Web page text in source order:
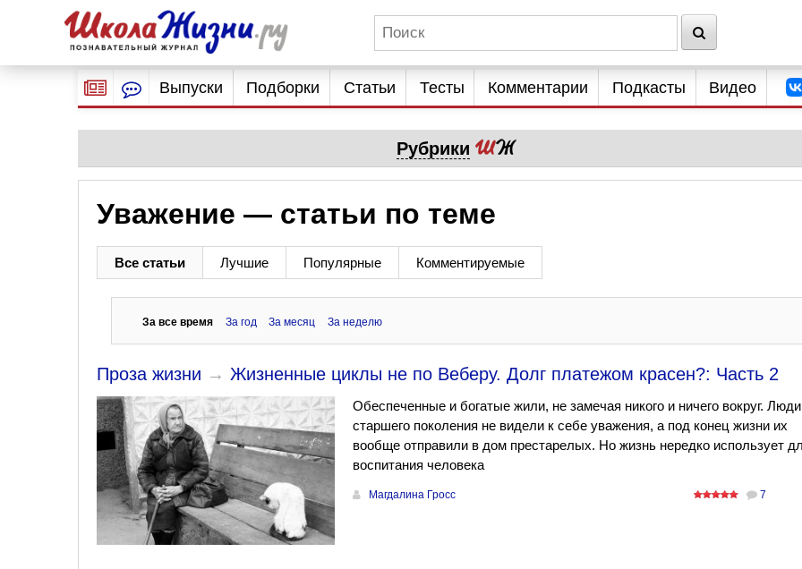
Выпуски Подборки Статьи Тесты Комментарии Подкасты Видео
Рубрики
Уважение — статьи по теме
Все статьи Лучшие Популярные Комментируемые
За все время За год За месяц За неделю
Проза жизни → Жизненные циклы не по Веберу. Долг платежом красен?: Часть 2
Обеспеченные и богатые жили, не замечая никого и ничего вокруг. Люди
старшего поколения не видели к себе уважения, а под конец жизни их
вообще отправили в дом престарелых. Но жизнь нередко использует
воспитания человека
Магдалина Гросс 7